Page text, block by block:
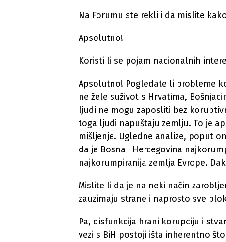
Na Forumu ste rekli i da mislite
Apsolutno!
Koristi li se pojam nacionalnih
Apsolutno! Pogledate li probleme
ne žele suživot s Hrvatima,
ljudi ne mogu zaposliti bez
toga ljudi napuštaju zemlju. To je
mišljenje. Ugledne analize, poput
da je Bosna i Hercegovina
najkorumpiranija zemlja Evrope.
Mislite li da je na neki način
zauzimaju strane i naprosto sve
Pa, disfunkcija hrani korupciju i
vezi s BiH postoji išta inherentno